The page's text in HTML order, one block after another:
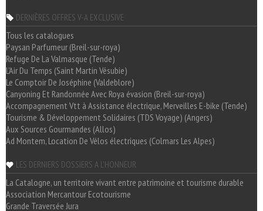
DERNIÈRES OFFRES V-A EXCLUSIVE
Tous les catalogues
Paysan Parfumeur (Breil-sur-roya)
Refuge De La Valmasque (Tende)
L'Air Du Temps (Saint Martin Vésubie)
Le Comptoir De Joséphine (Valdeblore)
Canyoning Et Randonnée Avec Roya évasion (Breil-sur-roya)
Accompagnement Vtt à Assistance électrique, Merveilles E-bike (Tende)
Tourisme & Développement Solidaires (TDS Voyage) (Angers)
Aux Sources Gourmandes (Allos)
Ad Montem, Location De Vélos électriques (Colmars Les Alpes)
LES DERNIERS DOSSIERS A L'HONNEUR
La Catalogne, un territoire vivant entre patrimoine et tourisme durable
Association Mercantour Ecotourisme
Grande Traversée Jura